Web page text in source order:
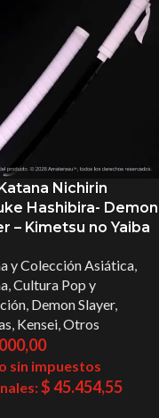
Nichirin
Hashibira- Demon
– Kimetsu no Yaiba
y Colección Asiática,
,Cultura Pop y
, Demon Slayer,
, Kensei,Otros
sin impuestos
$45.454,55